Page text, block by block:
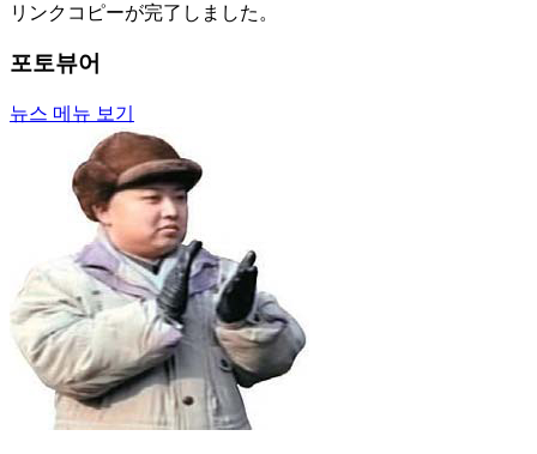
リンクコピーが完了しました。
포토뷰어
뉴스 메뉴 보기